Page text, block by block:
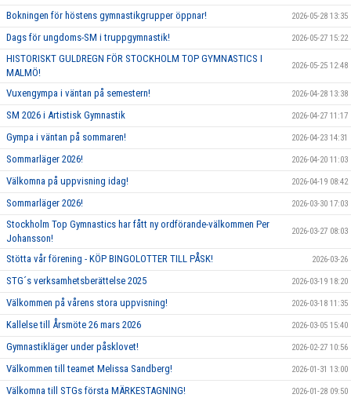
MÄRKESTAGNING
Bokningen för höstens gymnastikgrupper öppnar! 2026-05-28 13:35
Dags för ungdoms-SM i truppgymnastik! 2026-05-27 15:22
HISTORISKT GULDREGN FÖR STOCKHOLM TOP GYMNASTICS I
MALMÖ!
2026-05-25 12:48
Vuxengympa i väntan på semestern! 2026-04-28 13:38
SM 2026 i Artistisk Gymnastik 2026-04-27 11:17
Gympa i väntan på sommaren! 2026-04-23 14:31
Sommarläger 2026! 2026-04-20 11:03
Välkomna på uppvisning idag! 2026-04-19 08:42
Sommarläger 2026! 2026-03-30 17:03
Stockholm Top Gymnastics har fått ny ordförande-välkommen Per
Johansson!
2026-03-27 08:03
Stötta vår förening - KÖP BINGOLOTTER TILL PÅSK! 2026-03-26
STG´s verksamhetsberättelse 2025 2026-03-19 18:20
Välkommen på vårens stora uppvisning! 2026-03-18 11:35
Kallelse till Årsmöte 26 mars 2026 2026-03-05 15:40
Gymnastikläger under påsklovet! 2026-02-27 10:56
Välkommen till teamet Melissa Sandberg! 2026-01-31 13:00
Välkomna till STGs första MÄRKESTAGNING! 2026-01-28 09:50